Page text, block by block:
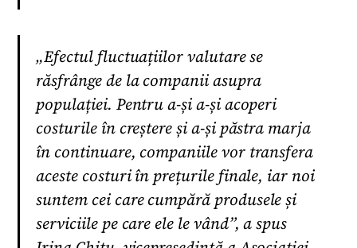
„Efectul fluctuațiilor valutare se
răsfrânge de la companii asupra
populației. Pentru a-și a-și acoperi
costurile în creștere și a-și păstra marja
în continuare, companiile vor transfera
aceste costuri în prețurile finale, iar noi
suntem cei care cumpără produsele și
serviciile pe care ele le vând”, a spus